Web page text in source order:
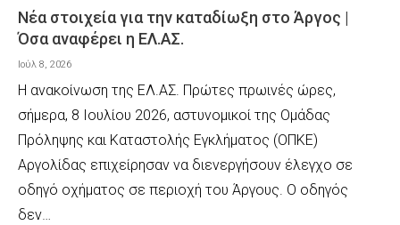
Νέα στοιχεία για την καταδίωξη στο Άργος |
Όσα αναφέρει η ΕΛ.ΑΣ.
Ιούλ 8, 2026
Η ανακοίνωση της ΕΛ.ΑΣ. Πρώτες πρωινές ώρες,
σήμερα, 8 Ιουλίου 2026, αστυνομικοί της Ομάδας
Πρόληψης και Καταστολής Εγκλήματος (ΟΠΚΕ)
Αργολίδας επιχείρησαν να διενεργήσουν έλεγχο σε
οδηγό οχήματος σε περιοχή του Άργους. Ο οδηγός
δεν…